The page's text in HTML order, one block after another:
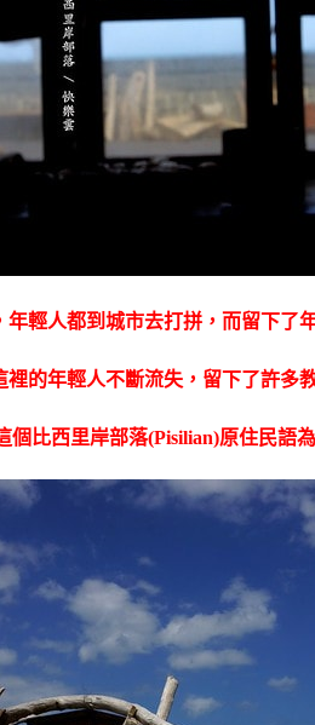
年輕人都到城市去打拼，而留下了
裡的年輕人不斷流失，留下了許
個比西里岸部落(Pisilian)原住民語為